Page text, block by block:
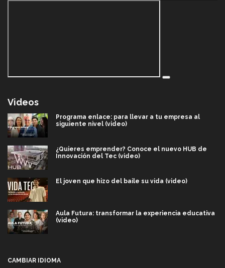
Videos
Programa enlace: para llevar a tu empresa al
siguiente nivel (video)
¿Quieres emprender? Conoce el nuevo HUB de
Innovación del Tec (video)
El joven que hizo del baile su vida (video)
Aula Futura: transformar la experiencia educativa
(video)
CAMBIAR IDIOMA